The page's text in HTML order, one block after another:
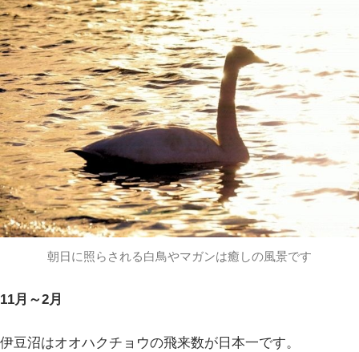
朝日に照らされる白鳥やマガンは癒しの風景です
11月～2月
伊豆沼はオオハクチョウの飛来数が日本一です。